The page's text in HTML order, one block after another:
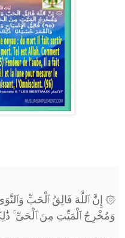
۞ إِنَّ ٱللَّهَ فَالِقُ ٱلْحَبِّ
وَمُخْرِجُ ٱلْمَيِّتِ مِنَ ٱلْحَىِّۚ